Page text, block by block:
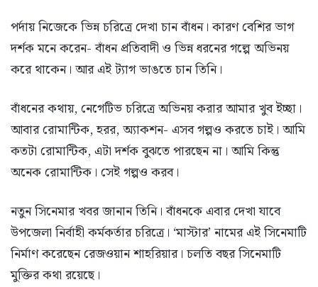
পর্দায় নিজেকে ভিন্ন চরিত্রে দেখা চান বাঁধন। কারণ বেশির ভাগ
দর্শক মনে করেন- বাঁধন প্রতিবাদী ও ভিন্ন ধরনের গল্পে অভিনয়
করে থাকেন। আর এই ট্যাগ ভাঙতে চান তিনি।
বাঁধনের কথায়, নেগেটিভ চরিত্রে অভিনয় করার আমার খুব ইচ্ছা।
আবার রোমান্টিক, হরর, অ্যাকশন- এসব গল্পও করতে চাই। আমি
কতটা রোমান্টিক, এটা দর্শক বুঝতে পারছেন না। আমি কিন্তু
অনেক রোমান্টিক। সেই গল্পও করব।
নতুন সিনেমার খবর জানান তিনি। বাঁধনকে এবার দেখা যাবে
উপজেলা নির্বাহী কর্মকর্তার চরিত্রে। ‘মাস্টার’ নামের এই সিনেমাটি
নির্মাণ করেছেন রেজওয়ান শাহরিয়ার। চলতি বছর সিনেমাটি
মুক্তির কথা রয়েছে।